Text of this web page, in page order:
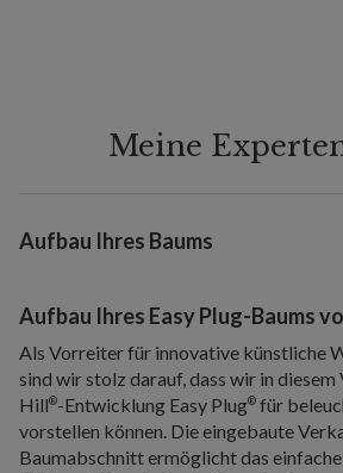
Meine
Aufbau Ihres Baums
Aufbau Ihres Easy Plug-Baums
Als Vorreiter für innovative künstliche
sind wir stolz darauf, dass wir in diesem
Hill®-Entwicklung Easy Plug® für
vorstellen können. Die eingebaute
Baumabschnitt ermöglicht das